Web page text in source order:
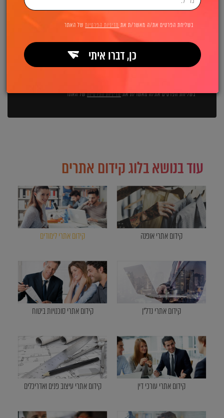
בשליחת הפרטים את/ה מאשר/ת אתמדיניות הפרטיותשל האתר
עוד בנושא בלוג קידום אתרים
קידום אתרי אופנה קידום אתרי לימודים
קידום אתרי נדל"ן קידום אתרי סוכנויות ביטוח
קידום אתרי עורכי דין קידום אתרי עיצוב פנים ואדריכלים
בשליחת הפרטים את/ה מאשר/ת את מדיניות הפרטיותשל האתר
כן, דברו איתי